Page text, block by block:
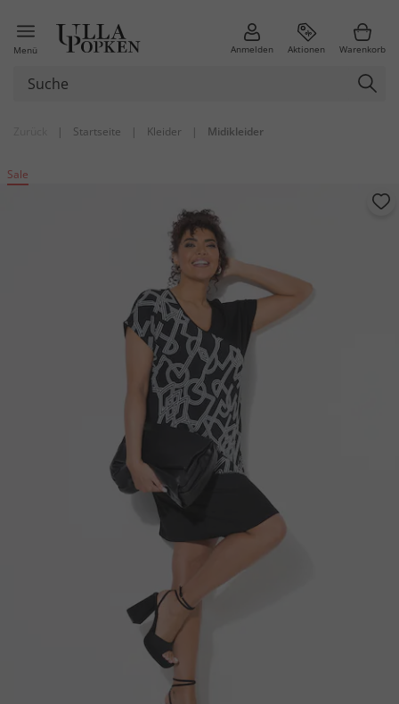
Menü Anmelden Aktionen Warenkorb
| Startseite | Kleider | Midikleider
Sale